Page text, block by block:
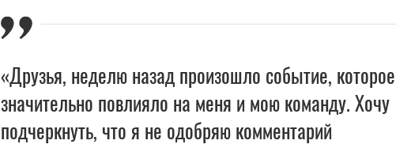
«Друзья, неделю назад произошло событие, которое
значительно повлияло на меня и мою команду. Хочу
подчеркнуть, что я не одобряю комментарий